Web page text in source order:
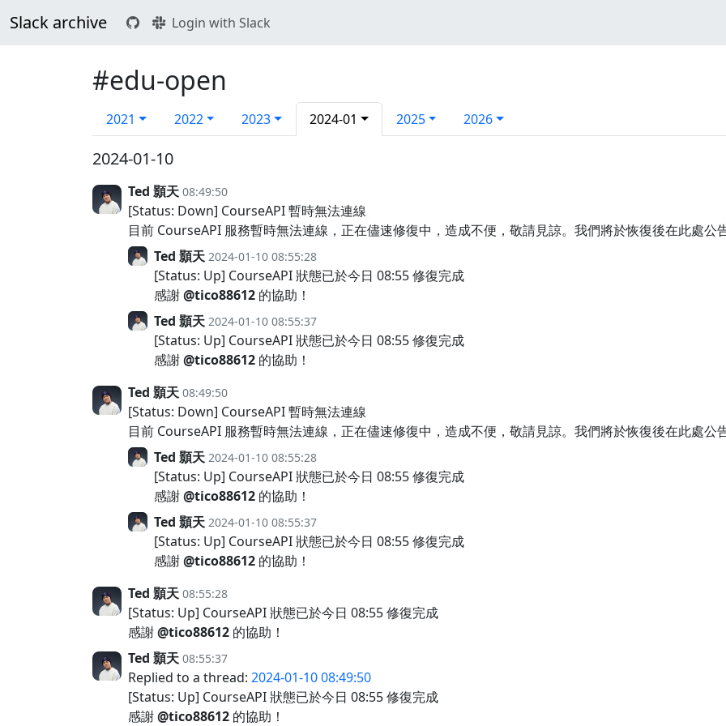
Slack archive Login with Slack
#edu-open
2021 2022 2023 2024-01 2025 2026
2024-01-10
Ted 顥天 08:49:50
[Status: Down] CourseAPI 暫時無法連線
目前 CourseAPI 服務暫時無法連線，正在儘速修復中，造成不便，敬請見諒。我們將於恢復後在此處公
Ted 顥天 2024-01-10 08:55:28
[Status: Up] CourseAPI 狀態已於今日 08:55 修復完成
感謝@tico88612 的協助！
Ted 顥天 2024-01-10 08:55:37
[Status: Up] CourseAPI 狀態已於今日 08:55 修復完成
感謝@tico88612 的協助！
Ted 顥天 08:49:50
[Status: Down] CourseAPI 暫時無法連線
目前 CourseAPI 服務暫時無法連線，正在儘速修復中，造成不便，敬請見諒。我們將於恢復後在此處公
Ted 顥天 2024-01-10 08:55:28
[Status: Up] CourseAPI 狀態已於今日 08:55 修復完成
感謝@tico88612 的協助！
Ted 顥天 2024-01-10 08:55:37
[Status: Up] CourseAPI 狀態已於今日 08:55 修復完成
感謝@tico88612 的協助！
Ted 顥天 08:55:28
[Status: Up] CourseAPI 狀態已於今日 08:55 修復完成
感謝@tico88612 的協助！
Ted 顥天 08:55:37
Replied to a thread: 2024-01-10 08:49:50
[Status: Up] CourseAPI 狀態已於今日 08:55 修復完成
感謝@tico88612 的協助！